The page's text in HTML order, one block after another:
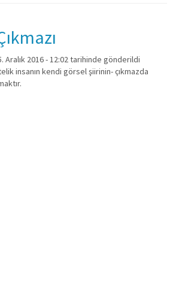
Aralık 2016 - 12:02 tarihinde gönderildi
insanın kendi görsel şiirinin- çıkmazda